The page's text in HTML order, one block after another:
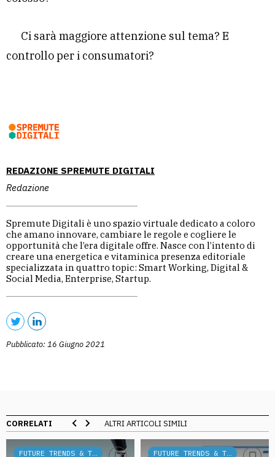
REDAZIONE SPREMUTE DIGITALI
Redazione
Spremute Digitali è uno spazio virtuale dedicato a coloro
che amano innovare, cambiare le regole e cogliere le
opportunità che l’era digitale offre. Nasce con l’intento di
creare una energetica e vitaminica presenza editoriale
specializzata in quattro topic: Smart Working, Digital &
Social Media, Enterprise, Startup.
Pubblicato: 16 Giugno 2021
Ci sarà maggiore attenzione sul tema? E
controllo per i consumatori?
CORRELATI ALTRI ARTICOLI SIMILI